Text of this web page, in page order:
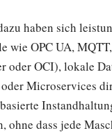
haben sich
wie OPC UA,
oder OCI), lokale
Microservices
ohne dass jede